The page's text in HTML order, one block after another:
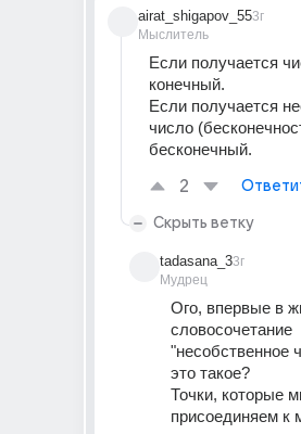
airat_shigapov_55
Мыслитель
3г
Если получается
конечный.
Если получается
число
бесконечный.
2
Скрыть ветку
tadasana_3
Мудрец
3г
Ого, впервые в
словосочетание
"несобственное
это такое?
Точки, которые
присоединяем к